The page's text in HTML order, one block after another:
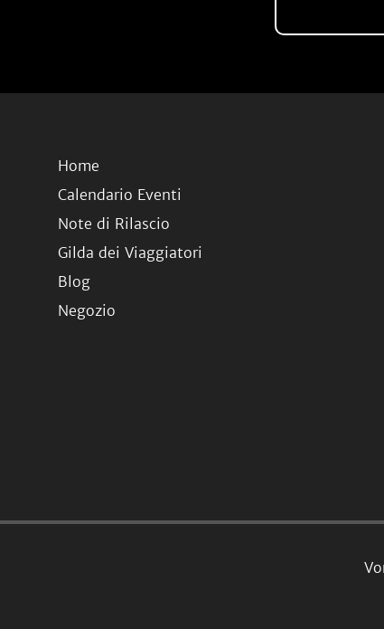
Home
Calendario Eventi
Note di Rilascio
Gilda dei Viaggiatori
Blog
Negozio